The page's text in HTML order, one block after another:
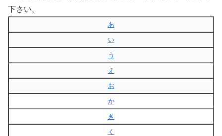
下さい。
あ
い
う
え
お
か
き
く